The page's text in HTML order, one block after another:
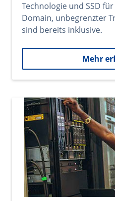
Technologie und SSD
Domain, unbegrenzter
sind bereits inklusive.
Mehr